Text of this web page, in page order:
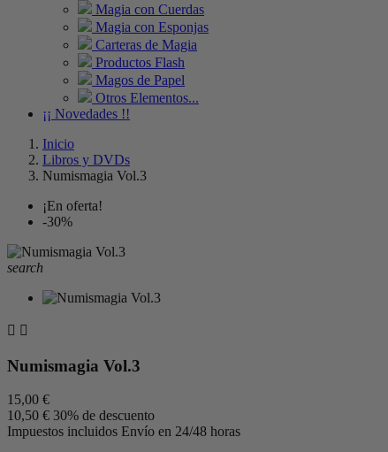
Magia con Cuerdas
Magia con Esponjas
Carteras de Magia
Productos Flash
Magos de Papel
Otros Elementos...
¡¡ Novedades !!
Inicio
Libros y DVDs
Numismagia Vol.3
¡En oferta!
-30%
search
 
Numismagia Vol.3
15,00 €
10,50 € 30% de descuento
Impuestos incluidos Envío en 24/48 horas